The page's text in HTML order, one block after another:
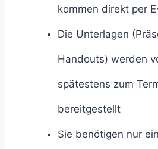
kommen direkt per
Die Unterlagen
Handouts) werden
spätestens zum
bereitgestellt
Sie benötigen nur